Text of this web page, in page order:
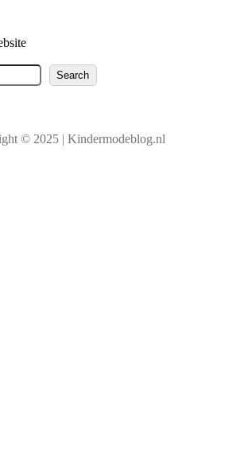
Search
© 2025 | Kindermodeblog.nl